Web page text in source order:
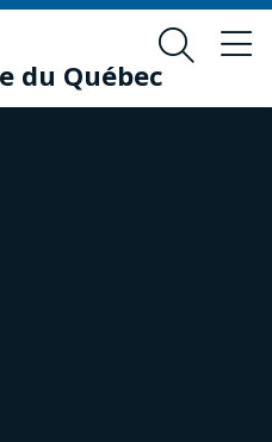
du Québec